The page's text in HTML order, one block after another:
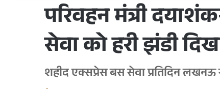
परिवहन मंत्री
सेवा को हरी झंडी
शहीद एक्सप्रेस बस सेवा प्रतिदिन लखनऊ